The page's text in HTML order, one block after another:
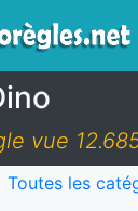
vue
Toutes les